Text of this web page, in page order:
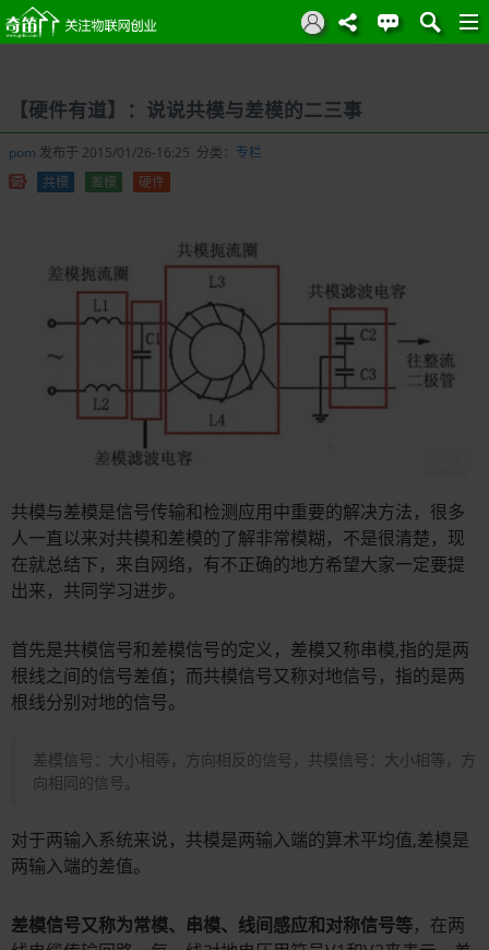
【硬件有道】：说说共模与差模的二三事
pom 发布于 2015/01/26-16:25 分类： 专栏
共模
差模 硬件
共模与差模是信号传输和检测应用中重要的解决方法，很多
人一直以来对共模和差模的了解非常模糊，不是很清楚，现
在就总结下，来自网络，有不正确的地方希望大家一定要提
出来，共同学习进步。
首先是共模信号和差模信号的定义，差模又称串模,指的是两
根线之间的信号差值；而共模信号又称对地信号，指的是两
根线分别对地的信号。
差模信号：大小相等，方向相反的信号，共模信号：大小相等，方
向相同的信号。
对于两输入系统来说，共模是两输入端的算术平均值,差模是
两输入端的差值。
差模信号又称为常模、串模、线间感应和对称信号等，在两